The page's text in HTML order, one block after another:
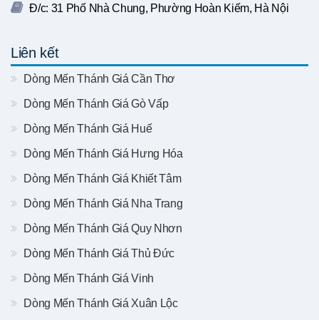
Đ/c: 31 Phố Nhà Chung, Phường Hoàn Kiếm, Hà Nội
Liên kết
Dòng Mến Thánh Giá Cần Thơ
Dòng Mến Thánh Giá Gò Vấp
Dòng Mến Thánh Giá Huế
Dòng Mến Thánh Giá Hưng Hóa
Dòng Mến Thánh Giá Khiết Tâm
Dòng Mến Thánh Giá Nha Trang
Dòng Mến Thánh Giá Quy Nhơn
Dòng Mến Thánh Giá Thủ Đức
Dòng Mến Thánh Giá Vinh
Dòng Mến Thánh Giá Xuân Lộc